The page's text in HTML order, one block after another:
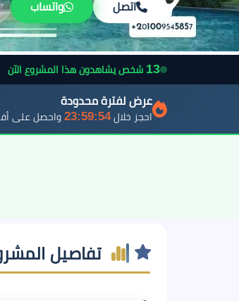
اتصل واتساب
13 شخص يشاهدون هذا المشروع الآن
عرض لفترة محدودة
احجز خلال23:59:52 واحصل على
تفاصيل